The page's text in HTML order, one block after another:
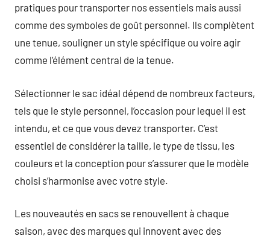
pratiques pour transporter nos essentiels mais aussi
comme des symboles de goût personnel. Ils complètent
une tenue, souligner un style spécifique ou voire agir
comme l’élément central de la tenue.
Sélectionner le sac idéal dépend de nombreux facteurs,
tels que le style personnel, l’occasion pour lequel il est
intendu, et ce que vous devez transporter. C’est
essentiel de considérer la taille, le type de tissu, les
couleurs et la conception pour s’assurer que le modèle
choisi s’harmonise avec votre style.
Les nouveautés en sacs se renouvellent à chaque
saison, avec des marques qui innovent avec des